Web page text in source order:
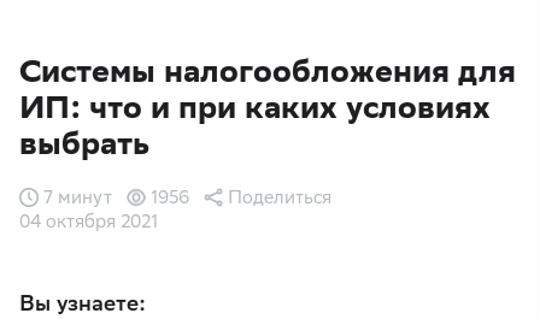
Системы налогообложения для
ИП: что и при каких условиях
выбрать
04 октября 2021
7 минут 1956 Поделиться
Вы узнаете: